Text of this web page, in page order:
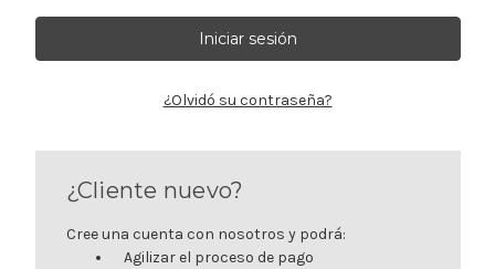
¿Olvidó su contraseña?
¿Cliente nuevo?
Cree una cuenta con nosotros y podrá:
Agilizar el proceso de pago